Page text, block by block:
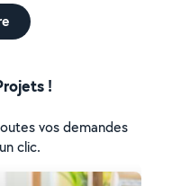
!
vos demandes
clic.